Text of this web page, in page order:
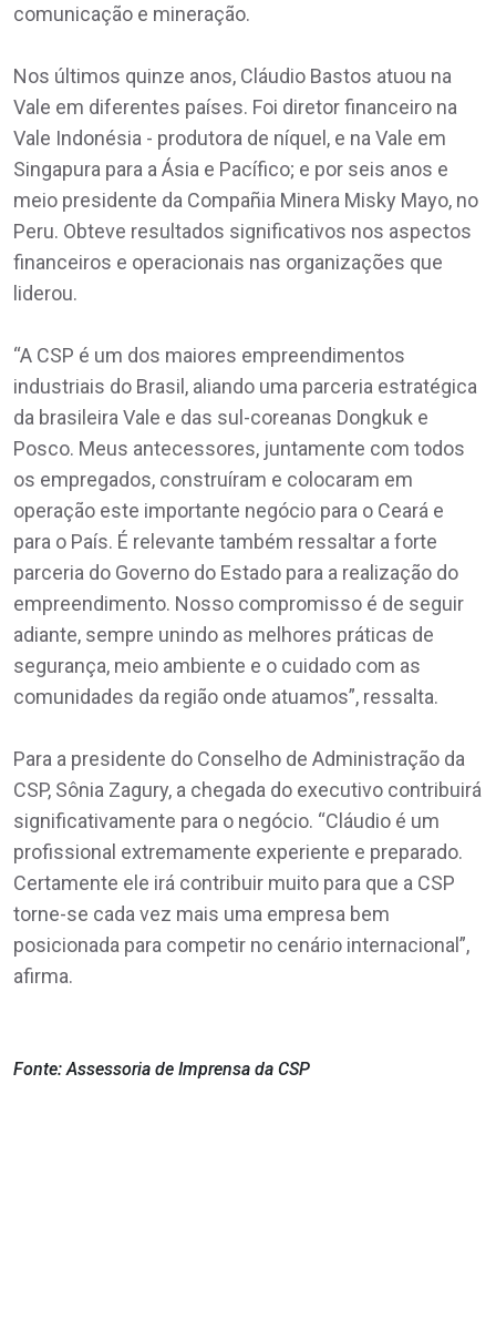
comunicação e mineração.
Nos últimos quinze anos, Cláudio Bastos atuou na
Vale em diferentes países. Foi diretor financeiro na
Vale Indonésia - produtora de níquel, e na Vale em
Singapura para a Ásia e Pacífico; e por seis anos e
meio presidente da Compañia Minera Misky Mayo, no
Peru. Obteve resultados significativos nos aspectos
financeiros e operacionais nas organizações que
liderou.
“A CSP é um dos maiores empreendimentos
industriais do Brasil, aliando uma parceria estratégica
da brasileira Vale e das sul-coreanas Dongkuk e
Posco. Meus antecessores, juntamente com todos
os empregados, construíram e colocaram em
operação este importante negócio para o Ceará e
para o País. É relevante também ressaltar a forte
parceria do Governo do Estado para a realização do
empreendimento. Nosso compromisso é de seguir
adiante, sempre unindo as melhores práticas de
segurança, meio ambiente e o cuidado com as
comunidades da região onde atuamos”, ressalta.
Para a presidente do Conselho de Administração da
CSP, Sônia Zagury, a chegada do executivo contribuirá
significativamente para o negócio. “Cláudio é um
profissional extremamente experiente e preparado.
Certamente ele irá contribuir muito para que a CSP
torne-se cada vez mais uma empresa bem
posicionada para competir no cenário internacional”,
afirma.
Fonte: Assessoria de Imprensa da CSP